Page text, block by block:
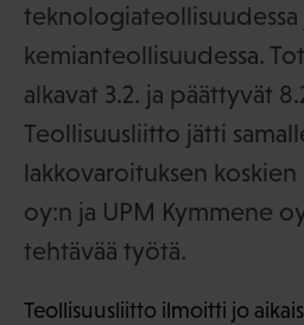
teknologiateollisuudessa
kemianteollisuudessa.
alkavat 3.2. ja päättyvät
Teollisuusliitto jätti
lakkovaroituksen
oy:n ja UPM Kymmene
tehtävää työtä.
Teollisuusliitto ilmoitti jo